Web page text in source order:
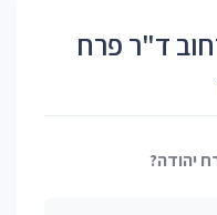
ד"ר פרח
יהודה?